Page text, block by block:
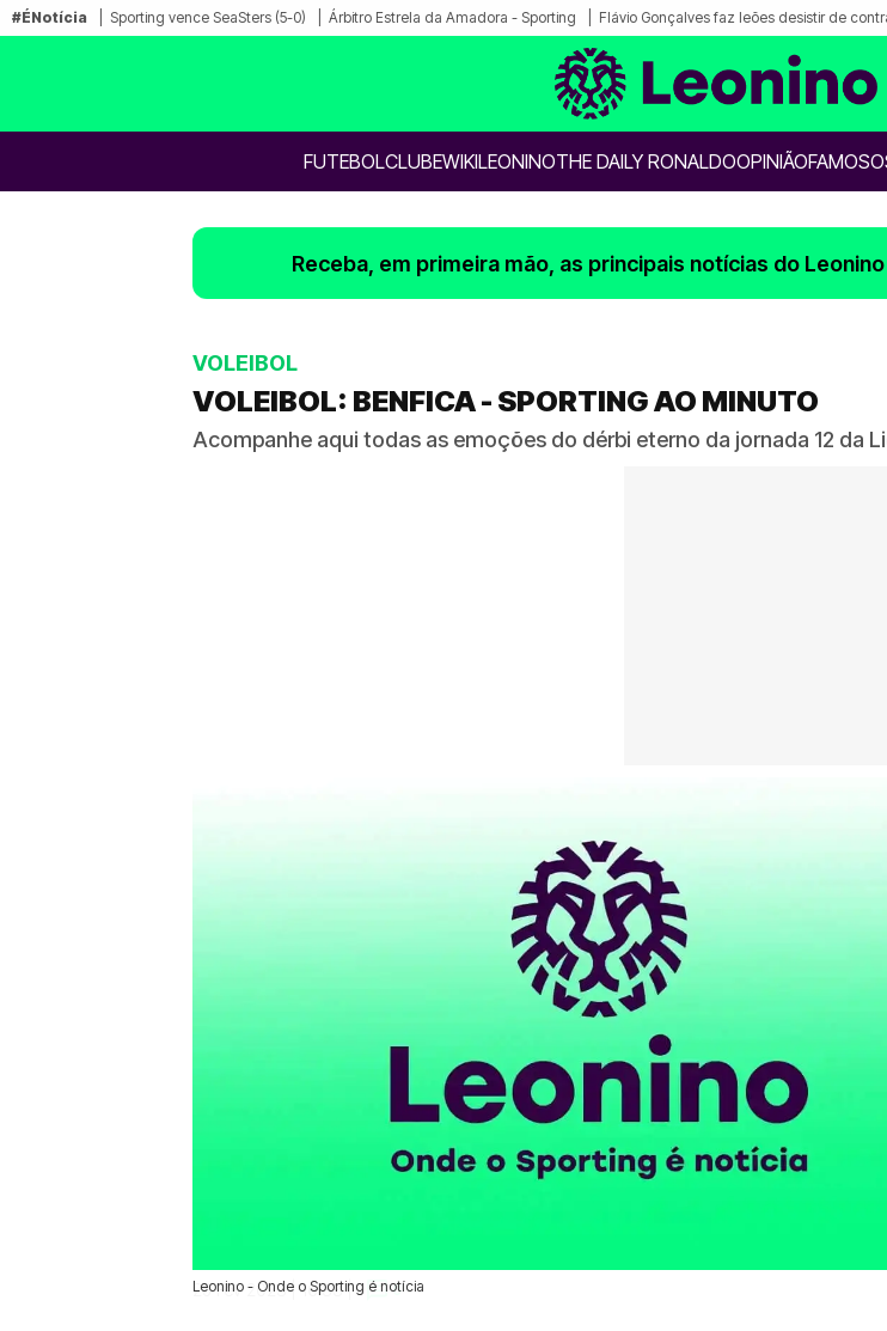
#ÉNotícia Sporting vence SeaSters (5-0) Árbitro Estrela da Amadora - Sporting Flávio Gonçalves faz leões desistir de
FUTEBOLCLUBEWIKILEONINOTHE DAILY RONALDOOPINIÃO
Receba, em primeira mão, as principais notícias do
VOLEIBOL
VOLEIBOL: BENFICA - SPORTING AO MINUTO
Acompanhe aqui todas as emoções do dérbi eterno da jornada 12 da
Leonino - Onde o Sporting é notícia
25 Fev 2023 | 16:33 | 0